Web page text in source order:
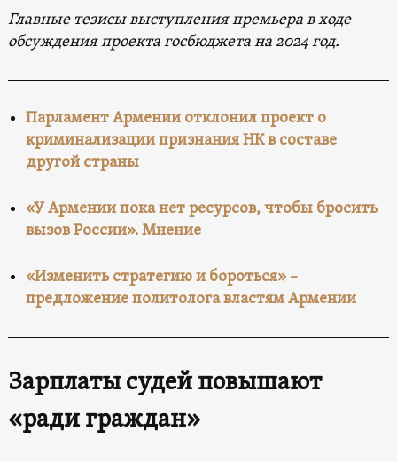
Главные тезисы выступления премьера в ходе
обсуждения проекта госбюджета на 2024 год.
Парламент Армении отклонил проект о
криминализации признания НК в составе
другой страны
«У Армении пока нет ресурсов, чтобы бросить
вызов России». Мнение
«Изменить стратегию и бороться» –
предложение политолога властям Армении
Зарплаты судей повышают
«ради граждан»